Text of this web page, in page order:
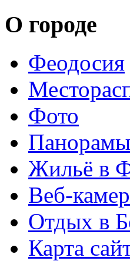
О городе
Феодосия
Фото
Панорамы
Жильё в
Веб-
Отдых в
Карта